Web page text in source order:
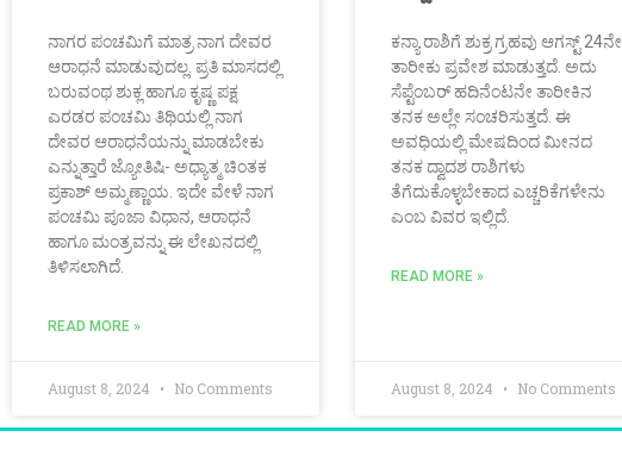
ನಾಗರ ಪಂಚಮಿಗೆ ಮಾತ್ರ ನಾಗ ದೇವರ
ಆರಾಧನೆ ಮಾಡುವುದಲ್ಲ. ಪ್ರತಿ ಮಾಸದಲ್ಲಿ
ಬರುವಂಥ ಶುಕ್ಲ ಹಾಗೂ ಕೃಷ್ಣ ಪಕ್ಷ
ಎರಡರ ಪಂಚಮಿ ತಿಥಿಯಲ್ಲಿ ನಾಗ
ದೇವರ ಆರಾಧನೆಯನ್ನು ಮಾಡಬೇಕು
ಎನ್ನುತ್ತಾರೆ ಜ್ಯೋತಿಷಿ- ಅಧ್ಯಾತ್ಮ ಚಿಂತಕ
ಪ್ರಕಾಶ್ ಅಮ್ಮಣ್ಣಾಯ. ಇದೇ ವೇಳೆ ನಾಗ
ಪಂಚಮಿ ಪೂಜಾ ವಿಧಾನ, ಆರಾಧನೆ
ಹಾಗೂ ಮಂತ್ರವನ್ನು ಈ ಲೇಖನದಲ್ಲಿ
ತಿಳಿಸಲಾಗಿದೆ.
READ MORE »
August 8, 2024 No Comments
ಕನ್ಯಾ ರಾಶಿಗೆ ಶುಕ್ರ ಗ್ರಹವು ಆಗಸ್ಟ್ 24ನೇ
ತಾರೀಕು ಪ್ರವೇಶ ಮಾಡುತ್ತದೆ. ಅದು
ಸೆಪ್ಟೆಂಬರ್ ಹದಿನೆಂಟನೇ ತಾರೀಕಿನ
ತನಕ ಅಲ್ಲೇ ಸಂಚರಿಸುತ್ತದೆ. ಈ
ಅವಧಿಯಲ್ಲಿ ಮೇಷದಿಂದ ಮೀನದ
ತನಕ ದ್ವಾದಶ ರಾಶಿಗಳು
ತೆಗೆದುಕೊಳ್ಳಬೇಕಾದ ಎಚ್ಚರಿಕೆಗಳೇನು
ಎಂಬ ವಿವರ ಇಲ್ಲಿದೆ.
READ MORE »
August 8, 2024 No Comments